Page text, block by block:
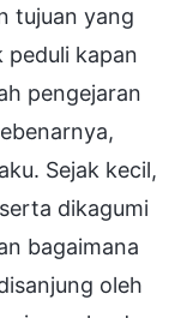
tujuan yang
peduli kapan
pengejaran
Sejak kecil,
dikagumi
bagaimana
oleh